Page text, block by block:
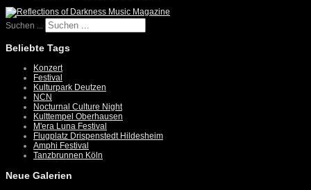
Suchen ...
Beliebte Tags
Konzert
Festival
Kulturpark Deutzen
NCN
Nocturnal Culture Night
Kulttempel Oberhausen
M'era Luna Festival
Flugplatz Drispenstedt Hildesheim
Amphi Festival
Tanzbrunnen Köln
Neue Galerien